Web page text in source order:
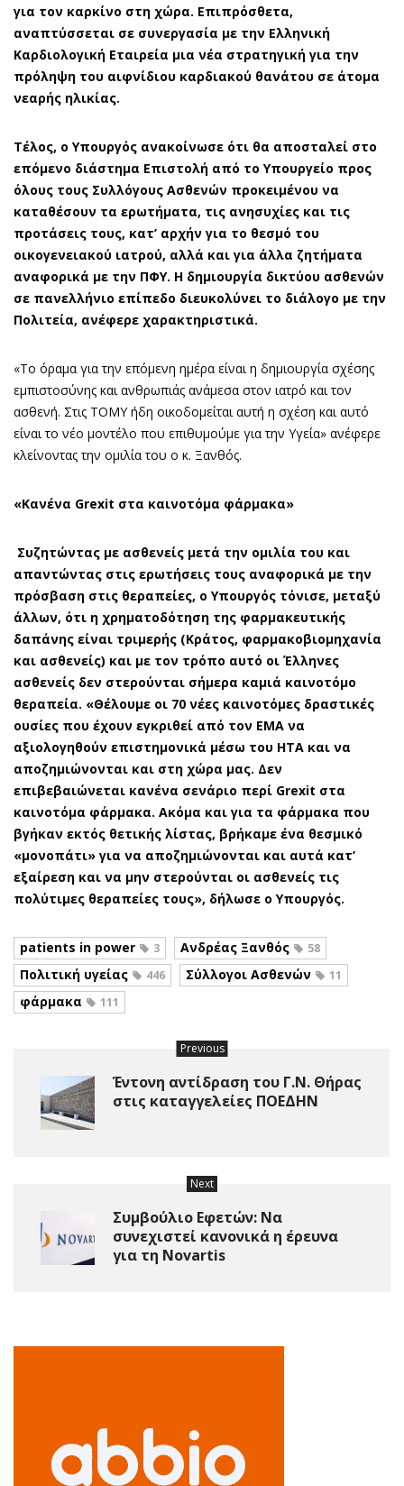
για τον καρκίνο στη χώρα. Επιπρόσθετα,
αναπτύσσεται σε συνεργασία με την Ελληνική
Καρδιολογική Εταιρεία μια νέα στρατηγική για την
πρόληψη του αιφνίδιου καρδιακού θανάτου σε άτομα
νεαρής ηλικίας.
Τέλος, ο Υπουργός ανακοίνωσε ότι θα αποσταλεί στο
επόμενο διάστημα Επιστολή από το Υπουργείο προς
όλους τους Συλλόγους Ασθενών προκειμένου να
καταθέσουν τα ερωτήματα, τις ανησυχίες και τις
προτάσεις τους, κατ’ αρχήν για το θεσμό του
οικογενειακού ιατρού, αλλά και για άλλα ζητήματα
αναφορικά με την ΠΦΥ. Η δημιουργία δικτύου ασθενών
σε πανελλήνιο επίπεδο διευκολύνει το διάλογο με την
Πολιτεία, ανέφερε χαρακτηριστικά.
«Το όραμα για την επόμενη ημέρα είναι η δημιουργία σχέσης
εμπιστοσύνης και ανθρωπιάς ανάμεσα στον ιατρό και τον
ασθενή. Στις ΤΟΜΥ ήδη οικοδομείται αυτή η σχέση και αυτό
είναι το νέο μοντέλο που επιθυμούμε για την Υγεία» ανέφερε
κλείνοντας την ομιλία του ο κ. Ξανθός.
«Κανένα Grexit στα καινοτόμα φάρμακα»
Συζητώντας με ασθενείς μετά την ομιλία του και
απαντώντας στις ερωτήσεις τους αναφορικά με την
πρόσβαση στις θεραπείες, ο Υπουργός τόνισε, μεταξύ
άλλων, ότι η χρηματοδότηση της φαρμακευτικής
δαπάνης είναι τριμερής (Κράτος, φαρμακοβιομηχανία
και ασθενείς) και με τον τρόπο αυτό οι Έλληνες
ασθενείς δεν στερούνται σήμερα καμιά καινοτόμο
θεραπεία. «Θέλουμε οι 70 νέες καινοτόμες δραστικές
ουσίες που έχουν εγκριθεί από τον ΕΜΑ να
αξιολογηθούν επιστημονικά μέσω του ΗΤΑ και να
αποζημιώνονται και στη χώρα μας. Δεν
επιβεβαιώνεται κανένα σενάριο περί Grexit στα
καινοτόμα φάρμακα. Ακόμα και για τα φάρμακα που
βγήκαν εκτός θετικής λίστας, βρήκαμε ένα θεσμικό
«μονοπάτι» για να αποζημιώνονται και αυτά κατ’
εξαίρεση και να μην στερούνται οι ασθενείς τις
πολύτιμες θεραπείες τους», δήλωσε ο Υπουργός.
patients in power 3 Ανδρέας Ξανθός 58
Πολιτική υγείας 446 Σύλλογοι Ασθενών 11
φάρμακα 111
Previous
Έντονη αντίδραση του Γ.Ν. Θήρας
στις καταγγελείες ΠΟΕΔΗΝ
Next
Συμβούλιο Εφετών: Να
συνεχιστεί κανονικά η έρευνα
για τη Novartis